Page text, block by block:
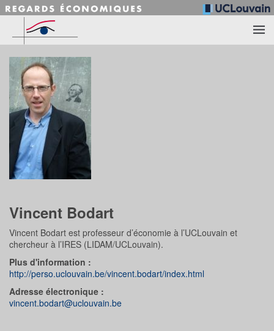
Accéder au contenu principal
Vincent Bodart
Vincent Bodart est professeur d’économie à l’UCLouvain et
chercheur à l’IRES (LIDAM/UCLouvain).
Plus d'information :
http://perso.uclouvain.be/vincent.bodart/index.html
Adresse électronique :
vincent.bodart@uclouvain.be